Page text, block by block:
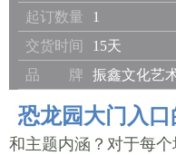
起订数量
1
交货时间
15天
品 牌
振鑫文化艺
恐龙园大门入
和主题内涵？对于每